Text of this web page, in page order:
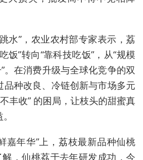
水”，农业农村部专家表示，荔
饭”转向“靠科技吃饭”，从“规模
。在消费升级与全球化竞争的双
品种改良、冷链创新与市场多元
丰收” 的困局，让枝头的甜蜜真
嘉年华”上，荔枝最新品种仙桃
解，仙桃荔于去年研发成功，今